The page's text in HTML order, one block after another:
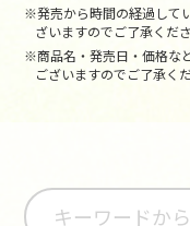
※発売から時間の経過して
ざいますのでご了承くださ
※商品名・発売日・価格な
ございますのでご了承くだ